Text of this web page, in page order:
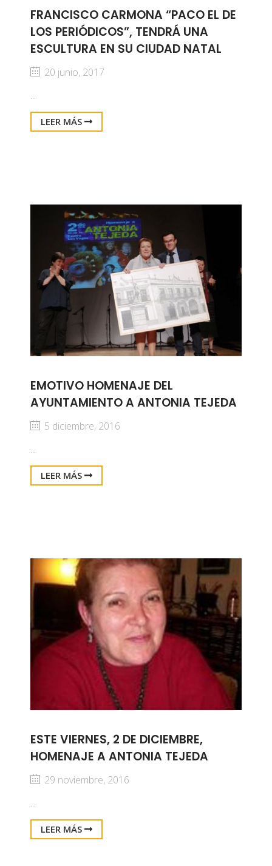
FRANCISCO CARMONA “PACO EL DE
LOS PERIÓDICOS”, TENDRÁ UNA
ESCULTURA EN SU CIUDAD NATAL
20 junio, 2017
...
LEER MÁS
EMOTIVO HOMENAJE DEL
AYUNTAMIENTO A ANTONIA TEJEDA
5 diciembre, 2016
...
LEER MÁS
ESTE VIERNES, 2 DE DICIEMBRE,
HOMENAJE A ANTONIA TEJEDA
29 noviembre, 2016
...
LEER MÁS